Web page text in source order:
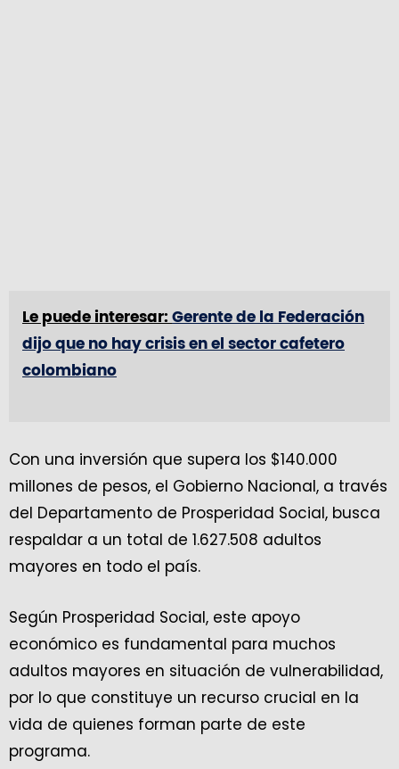
Le puede interesar: Gerente de la Federación
dijo que no hay crisis en el sector cafetero
colombiano
Con una inversión que supera los $140.000
millones de pesos, el Gobierno Nacional, a través
del Departamento de Prosperidad Social, busca
respaldar a un total de 1.627.508 adultos
mayores en todo el país.
Según Prosperidad Social, este apoyo
económico es fundamental para muchos
adultos mayores en situación de vulnerabilidad,
por lo que constituye un recurso crucial en la
vida de quienes forman parte de este
programa.